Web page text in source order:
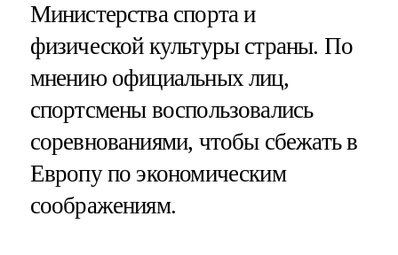
Министерства спорта и
физической культуры страны. По
мнению официальных лиц,
спортсмены воспользовались
соревнованиями, чтобы сбежать в
Европу по экономическим
соображениям.